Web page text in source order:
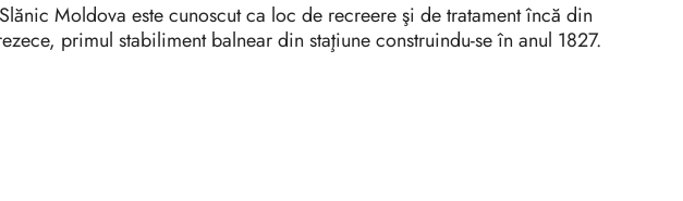
Moldova este cunoscut ca loc de recreere şi de tratament încă din
primul stabiliment balnear din staţiune construindu-se în anul 1827.